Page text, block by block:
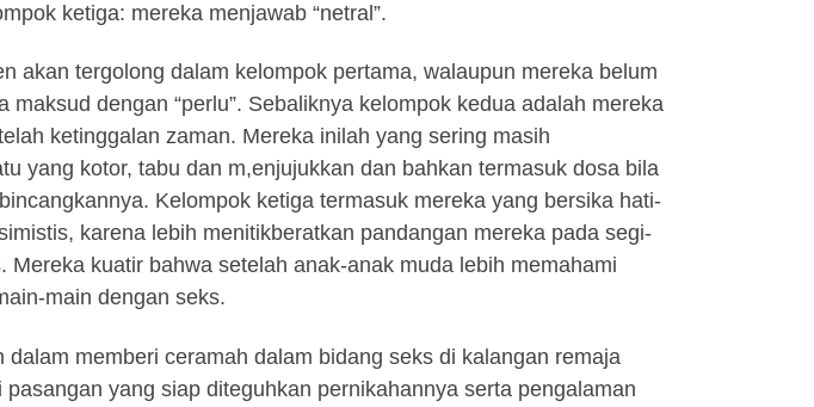
ketiga: mereka menjawab “netral”.
akan tergolong dalam kelompok pertama, walaupun mereka belum
maksud dengan “perlu”. Sebaliknya kelompok kedua adalah mereka
ketinggalan zaman. Mereka inilah yang sering masih
yang kotor, tabu dan m,enjujukkan dan bahkan termasuk dosa bila
Kelompok ketiga termasuk mereka yang bersika hati-
karena lebih menitikberatkan pandangan mereka pada segi-
Mereka kuatir bahwa setelah anak-anak muda lebih memahami
main dengan seks.
memberi ceramah dalam bidang seks di kalangan remaja
yang siap diteguhkan pernikahannya serta pengalaman